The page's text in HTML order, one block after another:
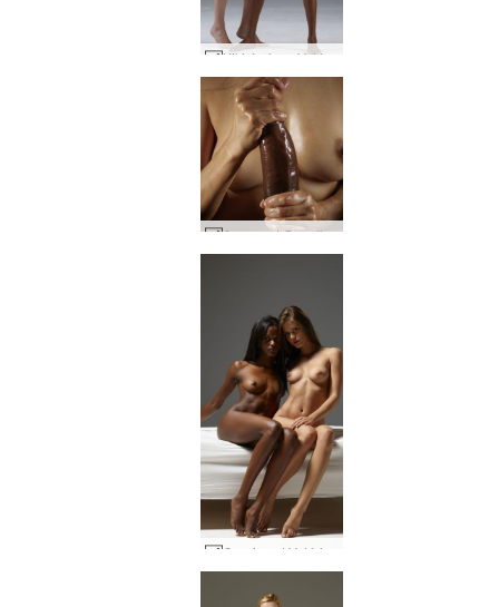
Amaya et Goro l'art de la grosse queue noire #32